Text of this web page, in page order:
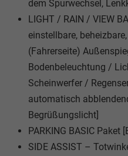
dem Spurwechsel,
LIGHT / RAIN / VIEW
einstellbare,
(Fahrerseite)
Bodenbeleuchtung /
Scheinwerfer /
automatisch
Begrüßungslicht]
PARKING BASIC Paket
SIDE ASSIST –